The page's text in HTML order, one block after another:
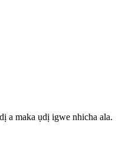
a maka ụdị igwe nhicha ala.